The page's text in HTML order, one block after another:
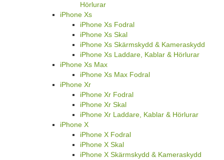
Hörlurar
iPhone Xs
iPhone Xs Fodral
iPhone Xs Skal
iPhone Xs Skärmskydd & Kameraskydd
iPhone Xs Laddare, Kablar & Hörlurar
iPhone Xs Max
iPhone Xs Max Fodral
iPhone Xr
iPhone Xr Fodral
iPhone Xr Skal
iPhone Xr Laddare, Kablar & Hörlurar
iPhone X
iPhone X Fodral
iPhone X Skal
iPhone X Skärmskydd & Kameraskydd